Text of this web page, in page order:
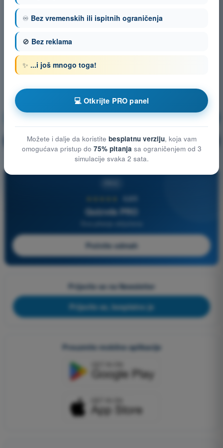
Navigacija Vežbanje!
🔒 PRO Objašnjenje pitanja
4,6/5
Quizvds PRO
Počnite odmah
Prijavite se na Newsletter
Prijavite se, besplatno je
Preuzmite mobilne aplikacije
♾️ Bez vremenskih ili ispitnih ograničenja
🚫 Bez reklama
✨ ...i još mnogo toga!
💻 Otkrijte PRO panel
Možete i dalje da koristite besplatnu verziju, koja vam
omogućava pristup do 75% pitanja sa ograničenjem od 3
simulacije svaka 2 sata.